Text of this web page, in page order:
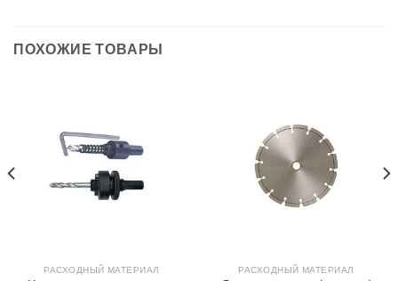
ПОХОЖИЕ ТОВАРЫ
РАСХОДНЫЙ МАТЕРИАЛ РАСХОДНЫЙ МАТЕРИАЛ